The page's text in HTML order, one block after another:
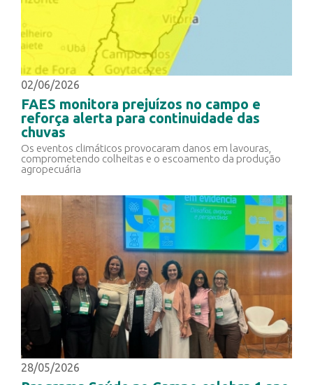
02/06/2026
FAES monitora prejuízos no campo e
reforça alerta para continuidade das
chuvas
Os eventos climáticos provocaram danos em lavouras,
comprometendo colheitas e o escoamento da produção
agropecuária
28/05/2026